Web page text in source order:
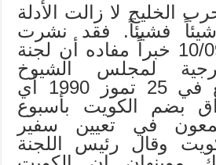
الخليج لا زالت الأدلة
فشيئاً. فقد نشرت
الحياة في 10/09/92 خبراً مفاده أن لجنة
لمجلس الشيوخ
الأميركي اجتمع في 25 تموز 1990 أي
بضم الكويت بأسبوع
في تعيين سفير
وقال رئيس اللجنة